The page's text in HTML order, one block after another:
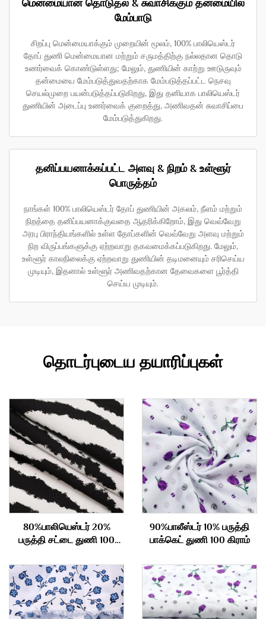
மென்மையான தொடுதல் & சுவாசிக்கும் தன்மையில்
மேம்பாடு
சிறப்பு மென்மையாக்கும் முறையின் மூலம், 100% பாலியெஸ்டர்
தோப் துணி மென்மையான மற்றும் சருமத்திற்கு நல்லதான தொடு
உணர்வைக் கொண்டுள்ளது; மேலும், துணியின் காற்று ஊடுருவும்
தன்மையை மேம்படுத்துவதற்காக மேம்படுத்தப்பட்ட நெசவு
செயல்முறை பயன்படுத்தப்படுகிறது, இது தனியாக பாலியெஸ்டர்
துணியின் அடைப்பு உணர்வைக் குறைத்து, அணிவதன் சுவாசிப்பை
மேம்படுத்துகிறது.
தனிப்பயனாக்கப்பட்ட அளவு & நிறம் & உள்ளூர்
பொருத்தம்
நாங்கள் 100% பாலியெஸ்டர் தோப் துணியின் அகலம், நீளம் மற்றும்
நிறத்தை தனிப்பயனாக்குவதை ஆதரிக்கிறோம், இது வெவ்வேறு
அரபு பிராந்தியங்களில் உள்ள தோப்களின் வெவ்வேறு அளவு மற்றும்
நிற விருப்பங்களுக்கு ஏற்றவாறு தகவமைக்கப்படுகிறது. மேலும்,
உள்ளூர் காலநிலைக்கு ஏற்றவாறு துணியின் தடிமனையும் சரிசெய்ய
முடியும், இதனால் உள்ளூர் அணிவதற்கான தேவைகளை பூர்த்தி
செய்ய முடியும்.
தொடர்புடைய தயாரிப்புகள்
80%பாலியெஸ்டர் 20%
பருத்தி சட்டை துணி 100
90%பாலீஸ்டர் 10% பருத்தி
பாக்கெட் துணி 100 கிராம்